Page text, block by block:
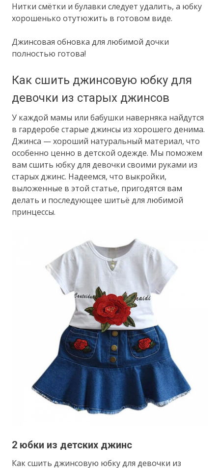
Нитки смётки и булавки следует удалить, а юбку
хорошенько отутюжить в готовом виде.
Джинсовая обновка для любимой дочки
полностью готова!
Как сшить джинсовую юбку для
девочки из старых джинсов
У каждой мамы или бабушки наверняка найдутся
в гардеробе старые джинсы из хорошего денима.
Джинса — хороший натуральный материал, что
особенно ценно в детской одежде. Мы поможем
вам сшить юбку для девочки своими руками из
старых джинс. Надеемся, что выкройки,
выложенные в этой статье, пригодятся вам
делать и последующее шитьё для любимой
принцессы.
2 юбки из детских джинс
Как сшить джинсовую юбку для девочки из